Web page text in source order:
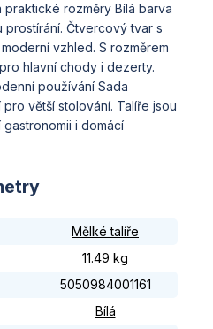
rozměry Bílá barva
Čtvercový tvar s
vzhled. S rozměrem
hlavní chody i dezerty.
používání Sada
větší stolování. Talíře jsou
i domácí
Mělké talíře
11.49 kg
5050984001161
Bílá